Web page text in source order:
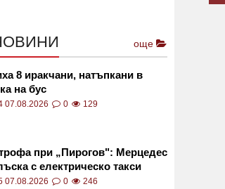
още
8 иракчани, натъпкани в
на бус
07.08.2026 0 129
при „Пирогов": Мерцедес
с електрическо такси
07.08.2026 0 246